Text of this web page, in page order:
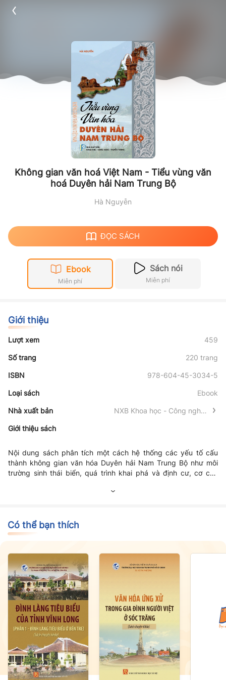
Không gian văn hoá Việt Nam - Tiểu vùng văn
hoá Duyên hải Nam Trung Bộ
Hà Nguyễn
ĐỌC SÁCH
Ebook
Miễn phí
Sách nói
Miễn phí
Giới thiệu
Lượt xem 459
Số trang 220 trang
ISBN 978-604-45-3034-5
Loại sách Ebook
Nhà xuất bản
NXB Khoa học - Công nghệ -
Giới thiệu sách
Nội dung sách phân tích một cách hệ thống các yếu tố cấu
thành không gian văn hóa Duyên hải Nam Trung Bộ như môi
trường sinh thái biển, quá trình khai phá và định cư, cơ cấu
thống, phong tục tập quán, nghệ thuật dân gian, nghề thủ
Có thể bạn thích